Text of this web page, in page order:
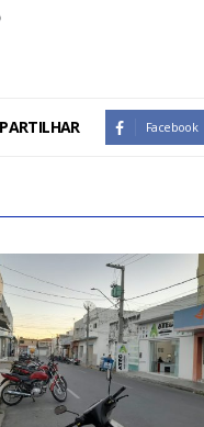
Facebook